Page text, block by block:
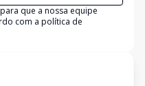
que a nossa equipe
com a política de